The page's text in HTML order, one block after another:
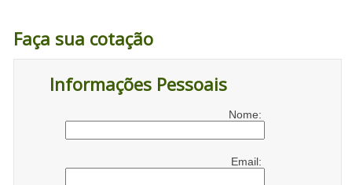
Faça sua cotação
Informações Pessoais
Nome:
Email: